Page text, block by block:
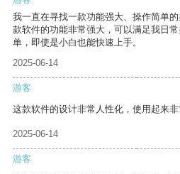
我一直在寻找一款功能强大、操作简单
款软件的功能非常强大，可以满足我日
单，即使是小白也能快速上手。
2025-06-14
游客
这款软件的设计非常人性化，使用起来非
2025-06-14
游客